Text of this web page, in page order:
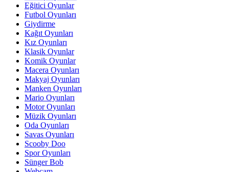
Eğitici Oyunlar
Futbol Oyunları
Giydirme
Kağıt Oyunları
Kız Oyunları
Klasik Oyunlar
Komik Oyunlar
Macera Oyunları
Makyaj Oyunları
Manken Oyunları
Mario Oyunları
Motor Oyunları
Müzik Oyunları
Oda Oyunları
Savas Oyunları
Scooby Doo
Spor Oyunları
Sünger Bob